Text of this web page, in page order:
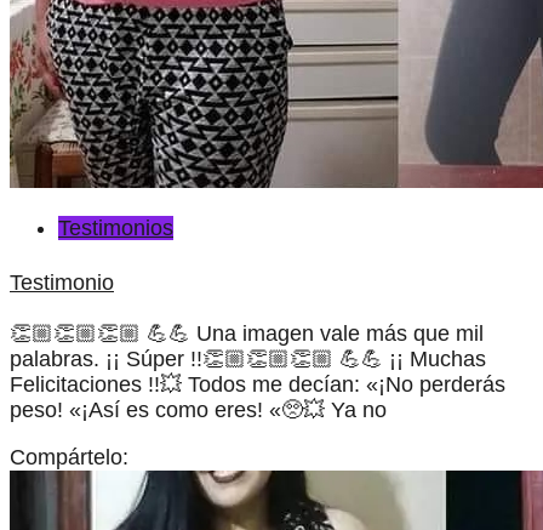
Testimonios
Testimonio
👏🏼👏🏼👏🏼 💪💪 Una imagen vale más que mil
palabras. ¡¡ Súper !!👏🏼👏🏼👏🏼 💪💪 ¡¡ Muchas
Felicitaciones !!💥 Todos me decían: «¡No perderás
peso! «¡Así es como eres! «🥺💥 Ya no
Compártelo: